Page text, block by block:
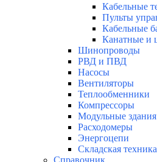
Кабельные
Пульты
Кабельные
Канатные и
Шинопроводы
РВД и ПВД
Насосы
Вентиляторы
Теплообменники
Компрессоры
Модульные здания
Расходомеры
Энергоцепи
Складская техника
Справочник